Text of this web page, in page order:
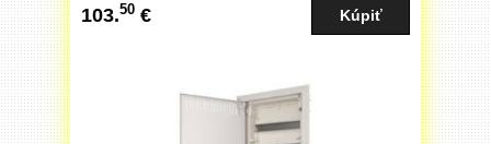
103.50 €